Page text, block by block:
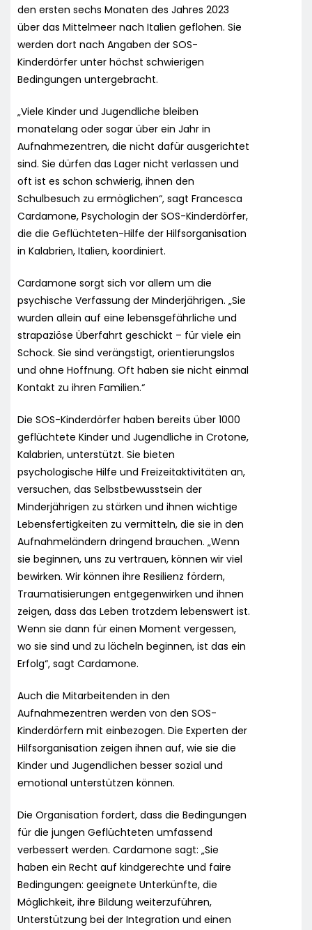
den ersten sechs Monaten des Jahres 2023
über das Mittelmeer nach Italien geflohen. Sie
werden dort nach Angaben der SOS-
Kinderdörfer unter höchst schwierigen
Bedingungen untergebracht.
„Viele Kinder und Jugendliche bleiben
monatelang oder sogar über ein Jahr in
Aufnahmezentren, die nicht dafür ausgerichtet
sind. Sie dürfen das Lager nicht verlassen und
oft ist es schon schwierig, ihnen den
Schulbesuch zu ermöglichen“, sagt Francesca
Cardamone, Psychologin der SOS-Kinderdörfer,
die die Geflüchteten-Hilfe der Hilfsorganisation
in Kalabrien, Italien, koordiniert.
Cardamone sorgt sich vor allem um die
psychische Verfassung der Minderjährigen. „Sie
wurden allein auf eine lebensgefährliche und
strapaziöse Überfahrt geschickt – für viele ein
Schock. Sie sind verängstigt, orientierungslos
und ohne Hoffnung. Oft haben sie nicht einmal
Kontakt zu ihren Familien.“
Die SOS-Kinderdörfer haben bereits über 1000
geflüchtete Kinder und Jugendliche in Crotone,
Kalabrien, unterstützt. Sie bieten
psychologische Hilfe und Freizeitaktivitäten an,
versuchen, das Selbstbewusstsein der
Minderjährigen zu stärken und ihnen wichtige
Lebensfertigkeiten zu vermitteln, die sie in den
Aufnahmeländern dringend brauchen. „Wenn
sie beginnen, uns zu vertrauen, können wir viel
bewirken. Wir können ihre Resilienz fördern,
Traumatisierungen entgegenwirken und ihnen
zeigen, dass das Leben trotzdem lebenswert ist.
Wenn sie dann für einen Moment vergessen,
wo sie sind und zu lächeln beginnen, ist das ein
Erfolg“, sagt Cardamone.
Auch die Mitarbeitenden in den
Aufnahmezentren werden von den SOS-
Kinderdörfern mit einbezogen. Die Experten der
Hilfsorganisation zeigen ihnen auf, wie sie die
Kinder und Jugendlichen besser sozial und
emotional unterstützen können.
Die Organisation fordert, dass die Bedingungen
für die jungen Geflüchteten umfassend
verbessert werden. Cardamone sagt: „Sie
haben ein Recht auf kindgerechte und faire
Bedingungen: geeignete Unterkünfte, die
Möglichkeit, ihre Bildung weiterzuführen,
Unterstützung bei der Integration und einen